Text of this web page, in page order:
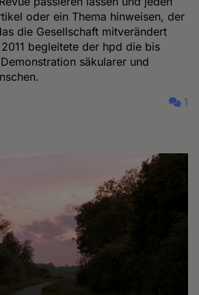
oder ein Thema hinweisen, der
die Gesellschaft mitverändert
begleitete der hpd die bis
säkularer und
1